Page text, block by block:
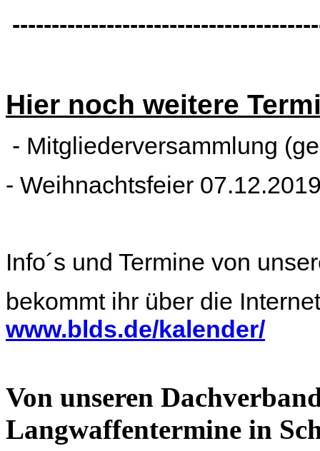
Hier noch weitere
- Mitgliederversammlung
- Weihnachtsfeier
Info´s und Termine von
bekommt ihr über die
www.blds.de/kalender/
Von unseren
Langwaffentermine in